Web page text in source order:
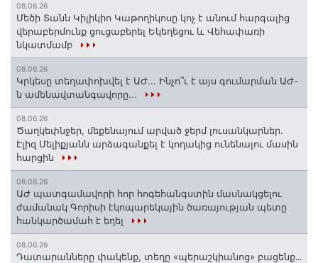
08.06.26
Մեծի Տանն Կիլիկիո Կաթողիկոսը կոչ է անում հարգալից
վերաբերմունք ցուցաբերել Եկեղեցու և Վեհափառի
նկատմամբ
08.06.26
Կրկեսը տեղափոխվել է ԱԺ... Ինչո՞ւ է այս գումարման ԱԺ-
ն ամենավտանգավորը...
08.06.26
Ծաղկեփնջեր, մեքենայում արված ջերմ լուսանկարներ.
Էլիզ Մելիքյանն արձագանքել է կողակից ունենալու մասին
հարցին
08.06.26
ԱԺ պատգամավորի հոր հոգեհանգստին մասնակցելու
ժամանակ Գորիսի էկոպարեկային ծառայության պետը
հանկարծամահ է եղել
08.06.26
Դատարանները փակենք, տեղը «պերաշկիանոց» բացենք․․․